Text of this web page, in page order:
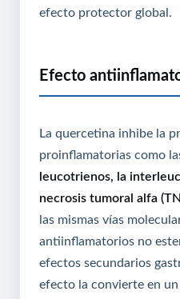
efecto protector global.
Efecto
La quercetina inhibe la
proinflamatorias como
leucotrienos, la
necrosis tumoral alfa
las mismas vías
antiinflamatorios no
efectos secundarios
efecto la convierte en